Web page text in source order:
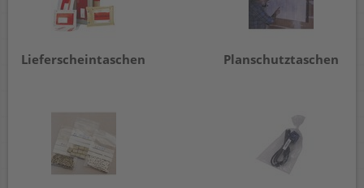
Lieferscheintaschen Planschutztaschen